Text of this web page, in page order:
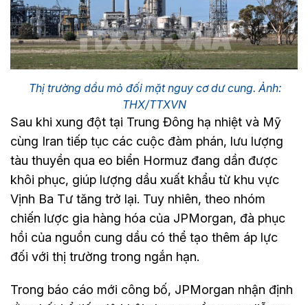
Thị trường dầu mỏ đối mặt nguy cơ dư cung. Ảnh:
THX/TTXVN
Sau khi xung đột tại Trung Đông hạ nhiệt và Mỹ
cùng Iran tiếp tục các cuộc đàm phán, lưu lượng
tàu thuyền qua eo biển Hormuz đang dần được
khôi phục, giúp lượng dầu xuất khẩu từ khu vực
Vịnh Ba Tư tăng trở lại. Tuy nhiên, theo nhóm
chiến lược gia hàng hóa của JPMorgan, đà phục
hồi của nguồn cung dầu có thể tạo thêm áp lực
đối với thị trường trong ngắn hạn.
Trong báo cáo mới công bố, JPMorgan nhận định